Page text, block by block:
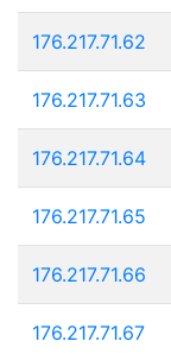
176.217.71.62
176.217.71.63
176.217.71.64
176.217.71.65
176.217.71.66
176.217.71.67